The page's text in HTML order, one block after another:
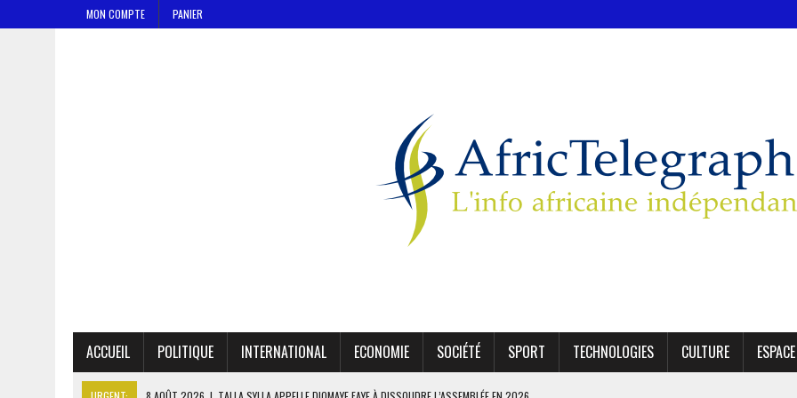
MON COMPTE PANIER
ACCUEIL POLITIQUE INTERNATIONAL ECONOMIE SOCIÉTÉ SPORT TECHNOLOGIES CULTURE